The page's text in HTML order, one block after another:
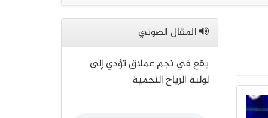
المقال الصوتي
بقع في نجم عملاق تؤدي إلى
لولبة الرياح النجمية